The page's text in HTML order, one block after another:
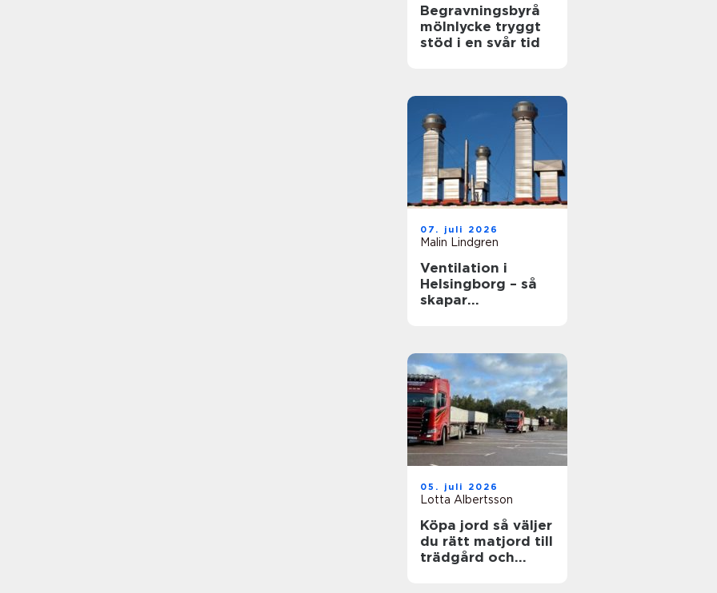
Begravningsbyrå
mölnlycke tryggt
stöd i en svår tid
07. juli 2026
Malin Lindgren
Ventilation i
Helsingborg – så
skapar
05. juli 2026
Lotta Albertsson
Köpa jord så väljer
du rätt matjord till
trädgård och